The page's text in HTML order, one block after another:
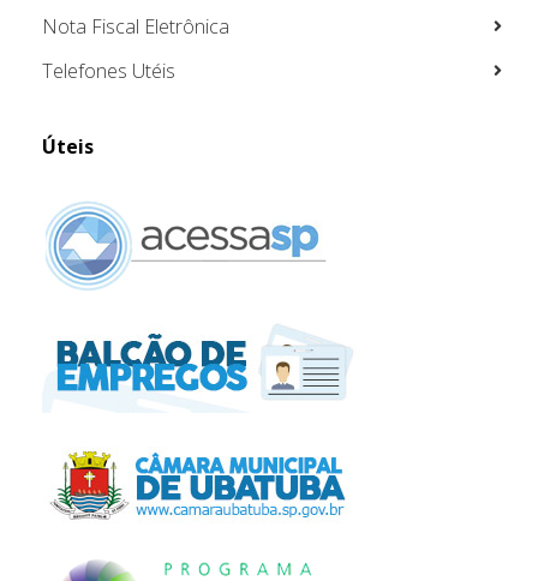
Nota Fiscal Eletrônica
Telefones Utéis
Úteis